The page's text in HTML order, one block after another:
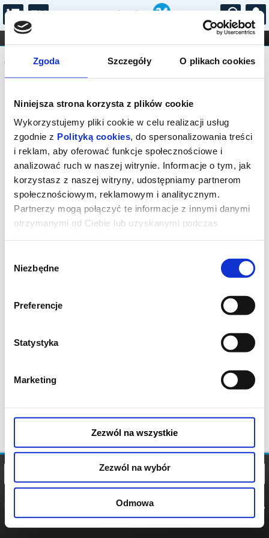
Zgoda Szczegóły O plikach cookies
Niniejsza strona korzysta z plików cookie
Wykorzystujemy pliki cookie w celu realizacji usług
zgodnie z Polityką cookies, do spersonalizowania treści
i reklam, aby oferować funkcje społecznościowe i
analizować ruch w naszej witrynie. Informacje o tym, jak
korzystasz z naszej witryny, udostępniamy partnerom
społecznościowym, reklamowym i analitycznym.
Partnerzy mogą połączyć te informacje z innymi danymi
otrzymanymi od Ciebie lub uzyskanymi podczas
zgody
Niezbędne
Preferencje
Statystyka
Marketing
Zezwól na wszystkie
Zezwól na wybór
Odmowa
...
FILHARMONIA OPERA I BALET
STAND-UP
DLA DZIECI
Komunikat
Sprzedaż on-line została zakończona,
sprawdź dostępność biletów w kasie.
POLITYKA
POLITYKA